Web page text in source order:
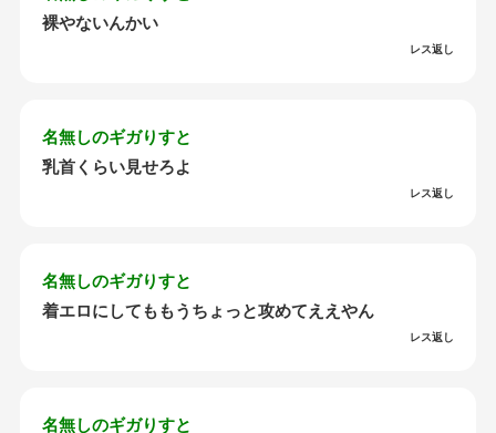
裸やないんかい
レス返し
名無しのギガりすと
乳首くらい見せろよ
レス返し
名無しのギガりすと
着エロにしてももうちょっと攻めてええやん
レス返し
名無しのギガりすと